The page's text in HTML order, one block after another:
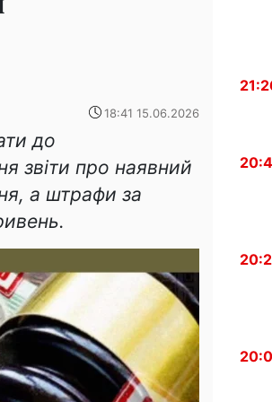
18:41 15.06.2026
до
звіти про наявний
а штрафи за